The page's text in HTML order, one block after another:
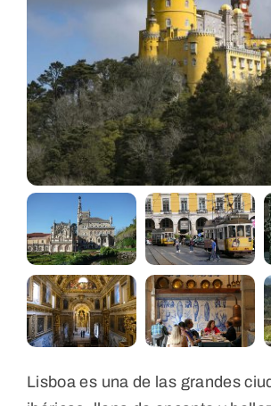
Lisboa es una de las grandes